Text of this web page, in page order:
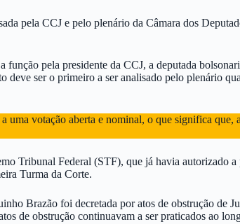
pela CCJ e pelo plenário da Câmara dos
pela presidente da CCJ, a deputada
ser o primeiro a ser analisado pelo plenário
uma votação aberta e nominal, o que significa
Tribunal Federal (STF), que já havia autorizado
Turma da Corte.
Brazão foi decretada por atos de obstrução de
de obstrução continuavam a ser praticados ao